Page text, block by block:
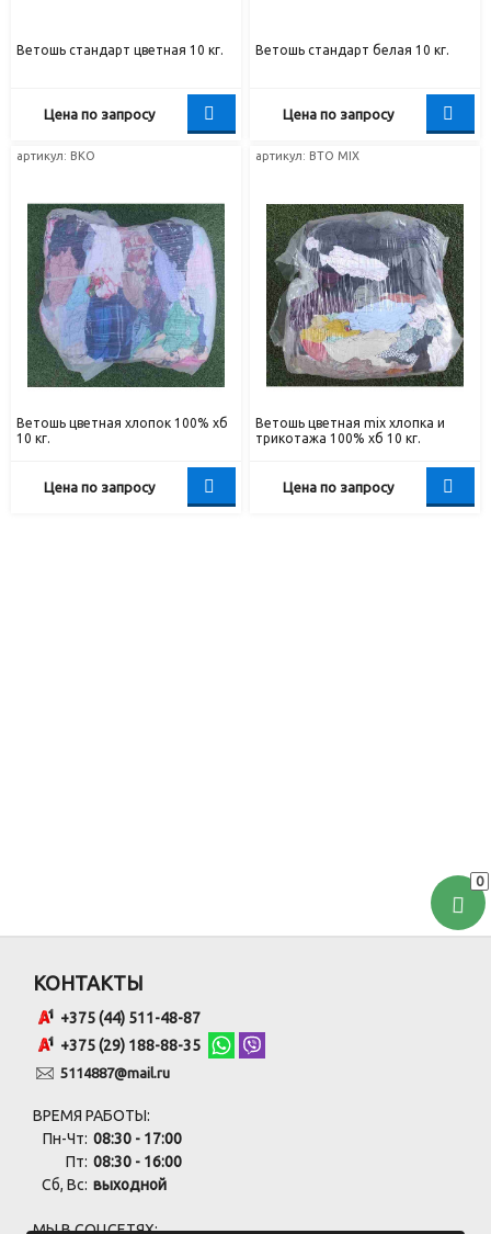
Ветошь стандарт цветная 10 кг.
Цена по запросу
Ветошь стандарт белая 10 кг.
Цена по запросу
артикул: BKO
Ветошь цветная хлопок 100% хб
10 кг.
Цена по запросу
артикул: BTO MIX
Ветошь цветная mix хлопка и
трикотажа 100% хб 10 кг.
Цена по запросу
0
КОНТАКТЫ
+375 (44) 511-48-87
+375 (29) 188-88-35
5114887@mail.ru
ВРЕМЯ РАБОТЫ:
Пн-Чт: 08:30 - 17:00
Пт: 08:30 - 16:00
Сб, Вс: выходной
МЫ В СОЦСЕТЯХ: